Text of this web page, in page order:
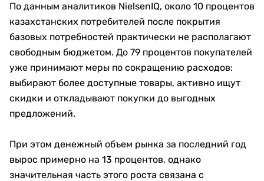
По данным аналитиков NielsenIQ, около 10 процентов
казахстанских потребителей после покрытия
базовых потребностей практически не располагают
свободным бюджетом. До 79 процентов покупателей
уже принимают меры по сокращению расходов:
выбирают более доступные товары, активно ищут
скидки и откладывают покупки до выгодных
предложений.
При этом денежный объем рынка за последний год
вырос примерно на 13 процентов, однако
значительная часть этого роста связана с